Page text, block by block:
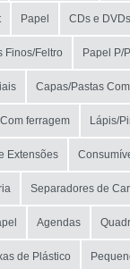
Papel CDs e DVDs
Finos/Feltro Papel P/
Capas/Pastas
ferragem Lápis/
Extensões
Separadores de
Agendas
de Plástico